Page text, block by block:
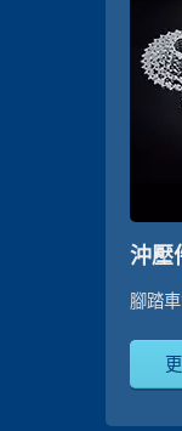
沖壓
腳踏